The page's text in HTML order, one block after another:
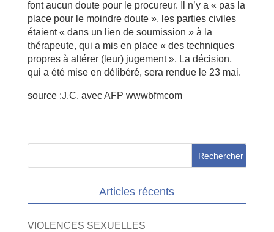
font aucun doute pour le procureur. Il n’y a « pas la
place pour le moindre doute », les parties civiles
étaient « dans un lien de soumission » à la
thérapeute, qui a mis en place « des techniques
propres à altérer (leur) jugement ». La décision,
qui a été mise en délibéré, sera rendue le 23 mai.
source :J.C. avec AFP wwwbfmcom
Articles récents
VIOLENCES SEXUELLES